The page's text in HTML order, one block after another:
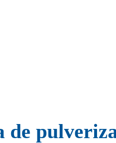
de